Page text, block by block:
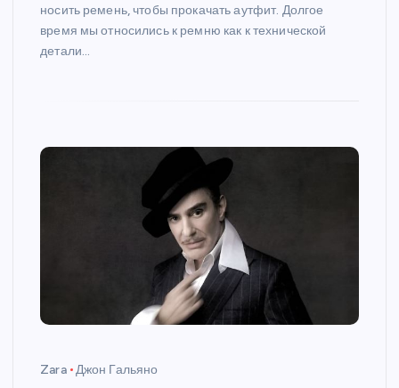
носить ремень, чтобы прокачать аутфит. Долгое
время мы относились к ремню как к технической
детали…
Zara Джон Гальяно